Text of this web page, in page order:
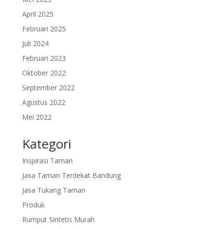
April 2025
Februari 2025
Juli 2024
Februari 2023
Oktober 2022
September 2022
Agustus 2022
Mei 2022
Kategori
Inspirasi Taman
Jasa Taman Terdekat Bandung
Jasa Tukang Taman
Produk
Rumput Sintetis Murah